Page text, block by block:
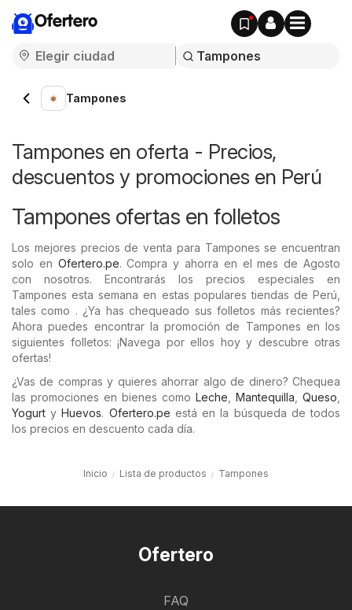
Ofertero
Tampones
Tampones en oferta - Precios,
descuentos y promociones en Perú
Tampones ofertas en folletos
Los mejores precios de venta para Tampones se encuentran
solo en Ofertero.pe. Compra y ahorra en el mes de Agosto
con nosotros. Encontrarás los precios especiales en
Tampones esta semana en estas populares tiendas de Perú,
tales como . ¿Ya has chequeado sus folletos más recientes?
Ahora puedes encontrar la promoción de Tampones en los
siguientes folletos: ¡Navega por ellos hoy y descubre otras
ofertas!
¿Vas de compras y quieres ahorrar algo de dinero? Chequea
las promociones en bienes como Leche Mantequilla Queso
Yogurt yHuevos. Ofertero.pe está en la búsqueda de todos
los precios en descuento cada día.
Inicio Lista de productos Tampones
Ofertero
FAQ